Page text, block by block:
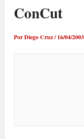
ConCut
PorDiego Cruz/16/04/2003